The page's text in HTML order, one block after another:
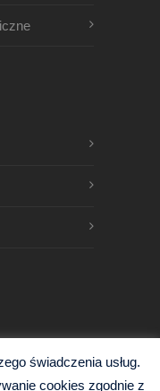
świadczenia usług.
cookies zgodnie z